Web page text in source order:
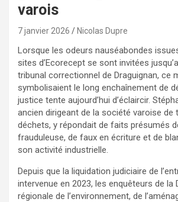
varois
7 janvier 2026 Nicolas Dupre
Lorsque les odeurs nauséabondes
sites d’Ecorecept se sont invitées
tribunal correctionnel de Draguignan, ce
symbolisaient le long enchaînement de
justice tente aujourd’hui d’éclaircir.
ancien dirigeant de la société varoise de
déchets, y répondait de faits présumés
frauduleuse, de faux en écriture et de
son activité industrielle.
Depuis que la liquidation judiciaire de
intervenue en 2023, les enquêteurs de la
régionale de l’environnement, de